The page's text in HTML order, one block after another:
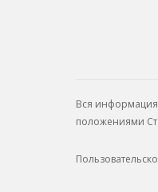
Вся
положениями